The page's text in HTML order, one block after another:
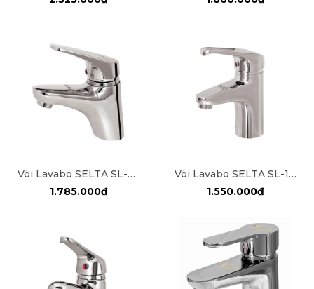
Vòi Lavabo SELTA SL-6168
1.785.000₫
Vòi Lavabo SELTA SL-1888
1.550.000₫